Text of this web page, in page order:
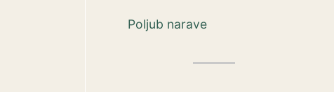
Poljub narave